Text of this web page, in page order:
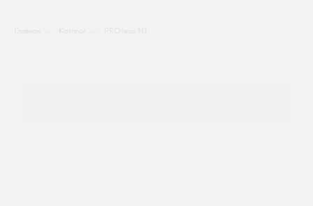
Каталог PROteus H1